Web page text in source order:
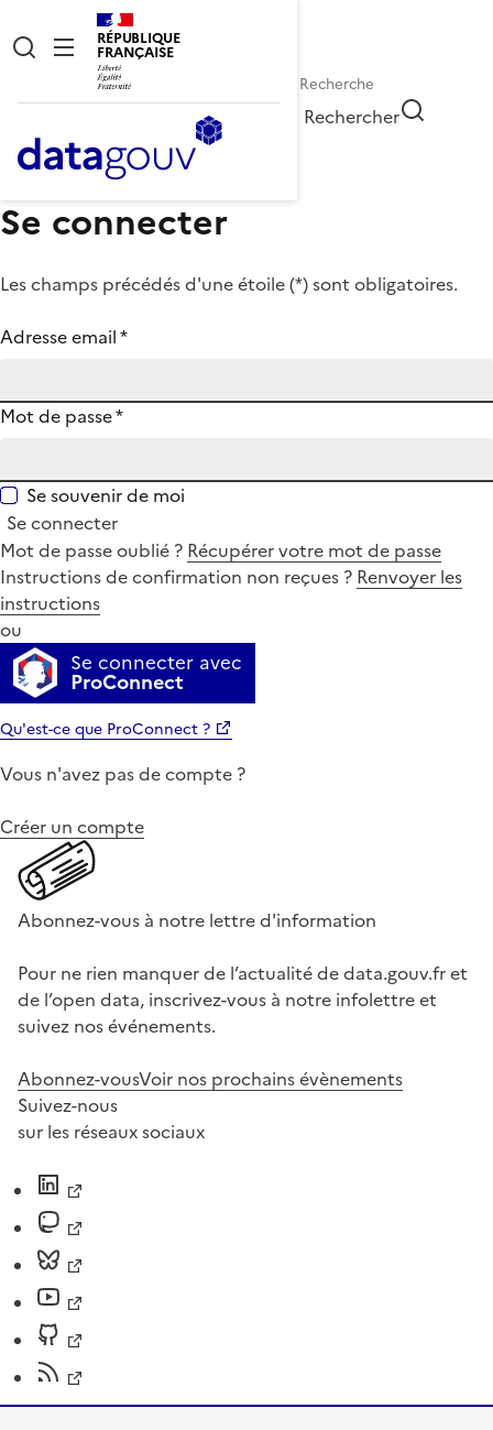
RÉPUBLIQUE
FRANÇAISE
Rechercher
Se connecter
Les champs précédés d'une étoile (*) sont obligatoires.
Adresse email*
Mot de passe*
Se souvenir de moi
Se connecter
Mot de passe oublié ? Récupérer votre mot de passe
Instructions de confirmation non reçues ? Renvoyer les
instructions
ou
Se connecter avec
ProConnect
Qu'est-ce que ProConnect ?
Vous n'avez pas de compte ?
Créer un compte
Abonnez-vous à notre lettre d'information
Pour ne rien manquer de l’actualité de data.gouv.fr et
de l’open data, inscrivez-vous à notre infolettre et
suivez nos événements.
Abonnez-vousVoir nos prochains évènements
Suivez-nous
sur les réseaux sociaux